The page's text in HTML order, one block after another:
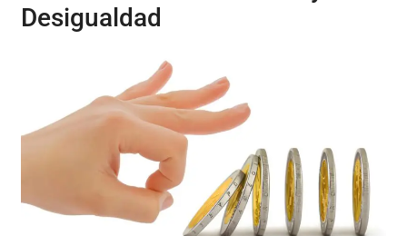
Desigualdad